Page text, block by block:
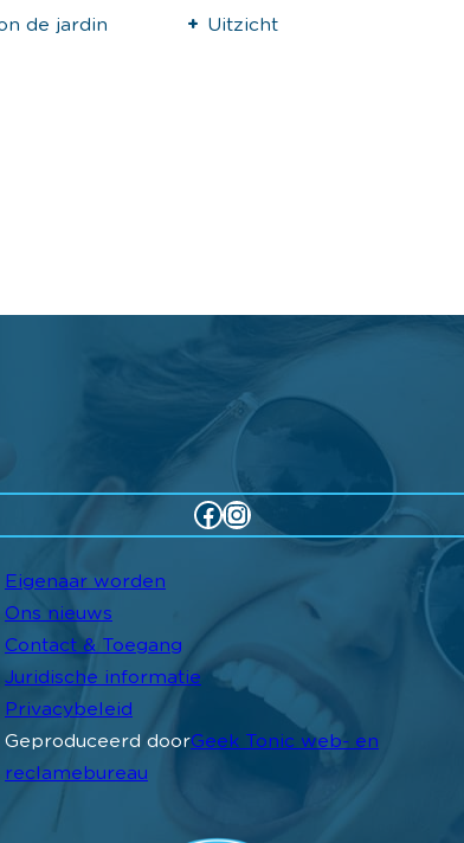
de jardin
Uitzicht
Facebook Instagram
Eigenaar worden
Ons nieuws
Contact & Toegang
Juridische informatie
Privacybeleid
Geproduceerd doorGeek Tonic web- en
reclamebureau